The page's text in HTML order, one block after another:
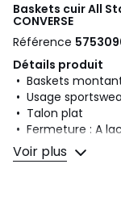
Baskets cuir All
CONVERSE
Référence
Détails produit
• Baskets
• Usage
• Talon plat
• Fermeture : A
Composition et
Voir plus